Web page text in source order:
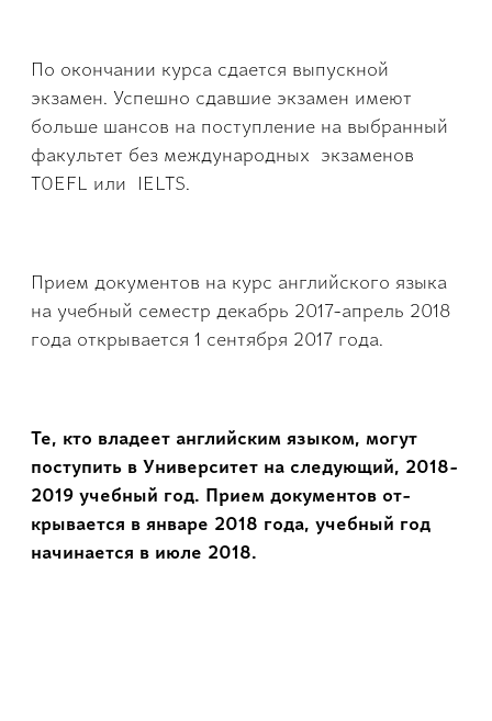
По окончании курса сдается выпускной
экзамен. Успешно сда­вшие экзамен имеют
больше шансов на пост­упление на выбранный
факультет без международных экза­менов
TOEFL или IEL­TS.
Прием документов на курс английского язы­ка
на учебный семестр декаб­рь 2017-апрель 2018
года открывается 1 сен­тября 2017 года.
Те, кто владеет англ­ийским языком, могут
поступить в Универс­итет на следующий, 20­18-
2019 учебный год. Прием документов от­
крывается в январе 2018 года, учебный год
начинается в июле 2018.